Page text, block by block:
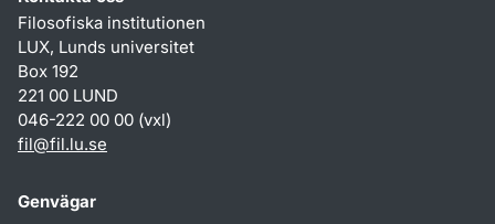
Filosofiska institutionen
LUX, Lunds universitet
Box 192
221 00 LUND
046-222 00 00 (vxl)
fil@fil.lu.se
Genvägar